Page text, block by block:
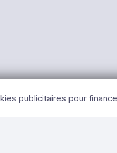
© 2026
publicitaires pour